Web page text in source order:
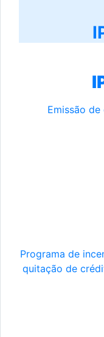
Emissão
Programa de
quitação de